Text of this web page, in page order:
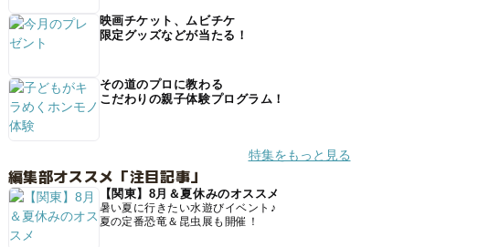
映画チケット、ムビチケ
限定グッズなどが当たる！
その道のプロに教わる
こだわりの親子体験プログラム！
特集をもっと見る
編集部オススメ「注目記事」
【関東】8月＆夏休みのオススメ
暑い夏に行きたい水遊びイベント♪
夏の定番恐竜＆昆虫展も開催！